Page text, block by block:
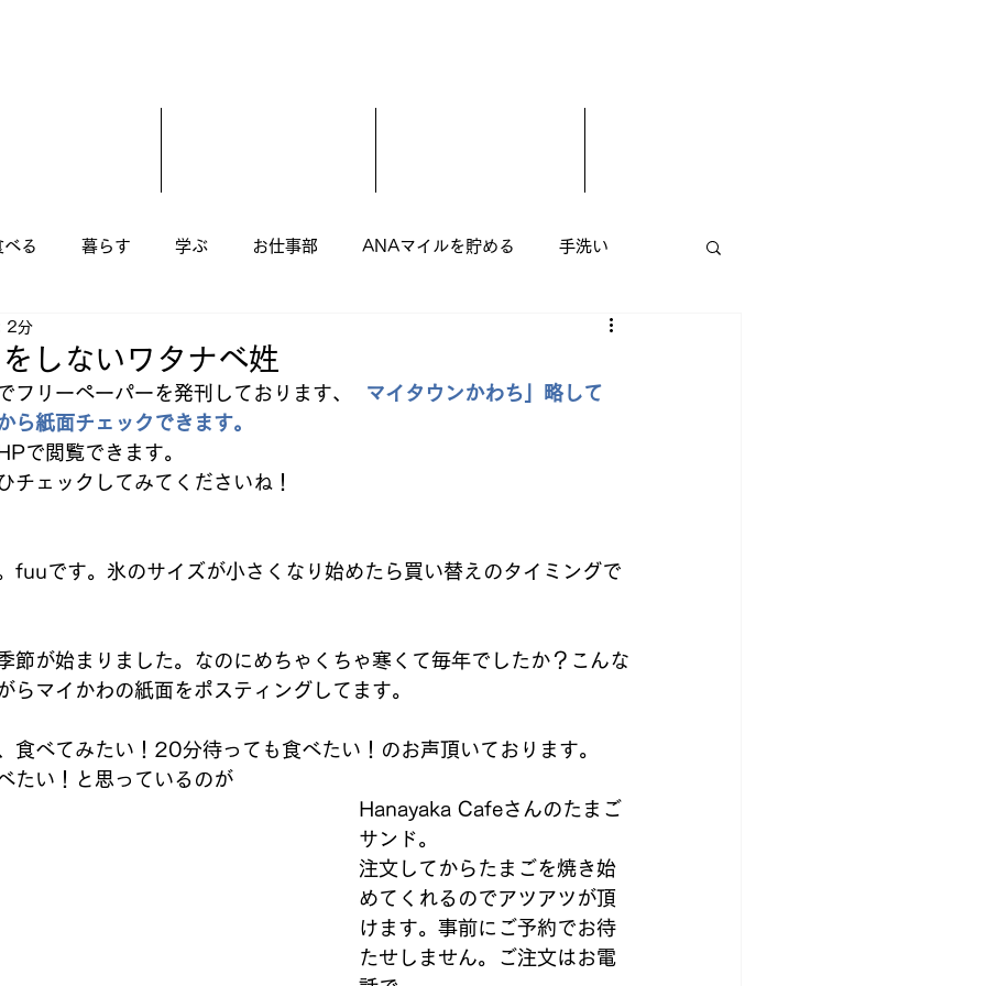
べる 暮らす 学ぶ お仕事部 ANAマイルを貯める 手洗い
市
美容室 子ども まつ毛エクステ
しないワタナベ姓
2分
フリーペーパーを発刊しております、
マイタウンかわち」略して
ら紙面チェックできます。
で閲覧できます。
チェックしてみてくださいね！
fuuです。氷のサイズが小さくなり始めたら買い替えのタイミングで
節が始まりました。なのにめちゃくちゃ寒くて毎年でしたか？こんな
らマイかわの紙面をポスティングしてます。
食べてみたい！20分待っても食べたい！のお声頂いております。
たい！と思っているのが
Hanayaka Cafeさんのたまご
サンド。
注文してからたまごを焼き始
めてくれるのでアツアツが頂
けます。事前にご予約でお待
たせしません。ご注文はお電